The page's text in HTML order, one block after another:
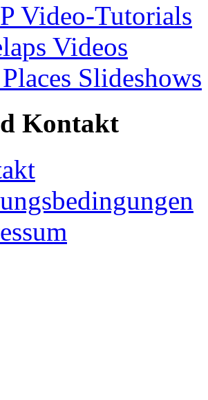
Video-Tutorials
Videos
Slideshows
Kontakt